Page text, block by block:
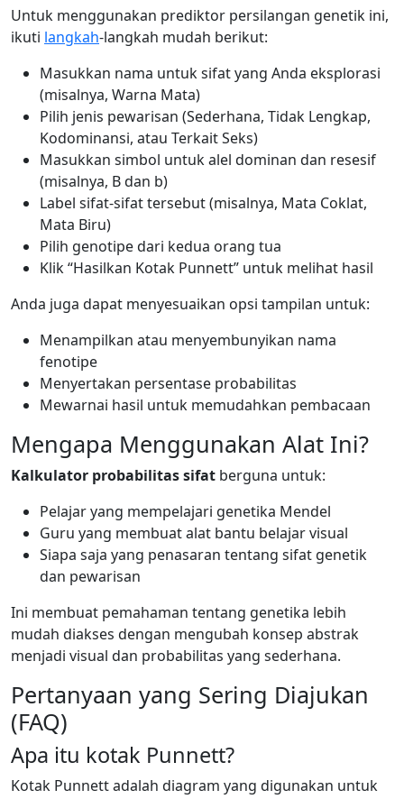
Untuk menggunakan prediktor persilangan genetik ini,
ikuti langkah-langkah mudah berikut:
Masukkan nama untuk sifat yang Anda eksplorasi
(misalnya, Warna Mata)
Pilih jenis pewarisan (Sederhana, Tidak Lengkap,
Kodominansi, atau Terkait Seks)
Masukkan simbol untuk alel dominan dan resesif
(misalnya, B dan b)
Label sifat-sifat tersebut (misalnya, Mata Coklat,
Mata Biru)
Pilih genotipe dari kedua orang tua
Klik “Hasilkan Kotak Punnett” untuk melihat hasil
Anda juga dapat menyesuaikan opsi tampilan untuk:
Menampilkan atau menyembunyikan nama
fenotipe
Menyertakan persentase probabilitas
Mewarnai hasil untuk memudahkan pembacaan
Mengapa Menggunakan Alat Ini?
Kalkulator probabilitas sifat berguna untuk:
Pelajar yang mempelajari genetika Mendel
Guru yang membuat alat bantu belajar visual
Siapa saja yang penasaran tentang sifat genetik
dan pewarisan
Ini membuat pemahaman tentang genetika lebih
mudah diakses dengan mengubah konsep abstrak
menjadi visual dan probabilitas yang sederhana.
Pertanyaan yang Sering Diajukan
(FAQ)
Apa itu kotak Punnett?
Kotak Punnett adalah diagram yang digunakan untuk